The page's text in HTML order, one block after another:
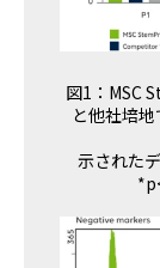
図1：MSC
と他社培
示された